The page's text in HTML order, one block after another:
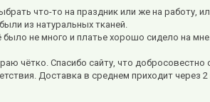
что-то на праздник или же на работу,
из натуральных тканей.
не много и платье хорошо сидело на
чётко. Спасибо сайту, что
Доставка в среднем приходит через